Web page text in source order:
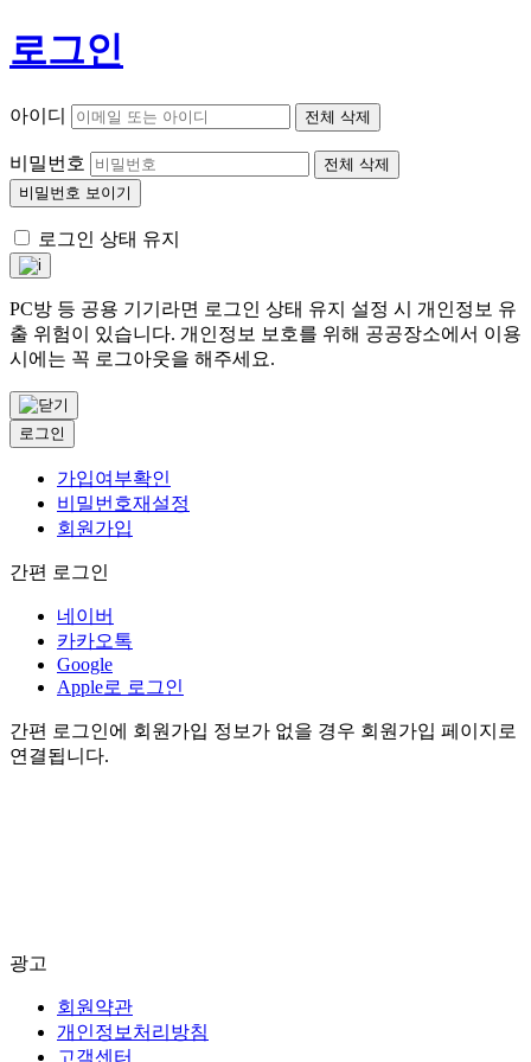
로그인
아이디 전체 삭제
비밀번호
전체 삭제
비밀번호 보이기
로그인 상태 유지
PC방 등 공용 기기라면 로그인 상태 유지 설정 시 개인정보 유
출 위험이 있습니다. 개인정보 보호를 위해 공공장소에서 이용
시에는 꼭 로그아웃을 해주세요.
로그인
가입여부확인
비밀번호재설정
회원가입
간편 로그인
네이버
카카오톡
Google
Apple로 로그인
간편 로그인에 회원가입 정보가 없을 경우 회원가입 페이지로
연결됩니다.
광고
회원약관
개인정보처리방침
고객센터